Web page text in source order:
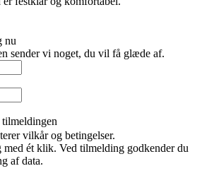
nu
sender vi noget, du vil få glæde af.
vilkår og betingelser.
ét klik. Ved tilmelding godkender du
af data.